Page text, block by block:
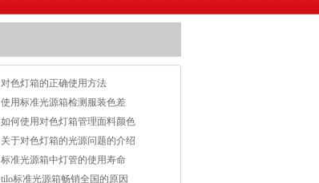
对色灯箱的正确使用方法
使用标准光源箱检测服装色差
如何使用对色灯箱管理面料颜色
关于对色灯箱的光源问题的介绍
标准光源箱中灯管的使用寿命
tilo标准光源箱畅销全国的原因